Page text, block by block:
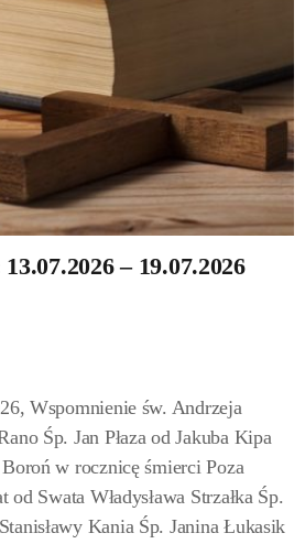
– 19.07.2026
Wspomnienie św. Andrzeja
Śp. Jan Płaza od Jakuba Kipa
w rocznicę śmierci Poza
Swata Władysława Strzałka Śp.
Kania Śp. Janina Łukasik